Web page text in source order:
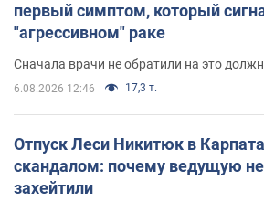
первый симптом, который
"агрессивном" раке
Сначала врачи не обратили на это
6.08.2026 12:46 17,3 т.
Отпуск Леси Никитюк в
скандалом: почему ведущую
захейтили